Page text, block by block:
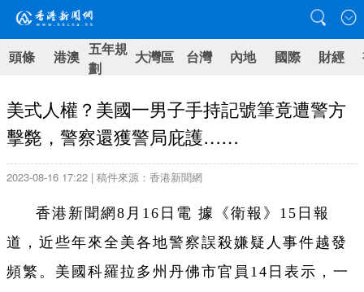
頭條 港澳 五年規
劃
大灣區 台灣 內地 國際 財經
美式人權？美國一男子手持記號筆竟遭警方
擊斃，警察還獲警局庇護……
2023-08-16 17:22 | 稿件來源：香港新聞網
香港新聞網8月16日電 據《衛報》15日報
道，近些年來全美各地警察誤殺嫌疑人事件越發
頻繁。美國科羅拉多州丹佛市官員14日表示，一